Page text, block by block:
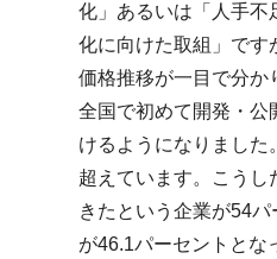
化」あるいは「人手不
化に向けた取組」です
価格推移が一目で分か
全国で初めて開発・公
けるようになりまし
超えています。こう
きたという企業が54
が46.1パーセントとな